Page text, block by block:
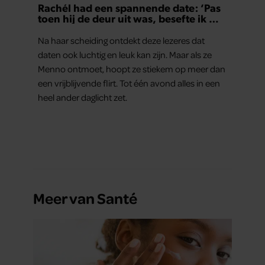
Rachél had een spannende date: ‘Pas
toen hij de deur uit was, besefte ik wat
Na haar scheiding ontdekt deze lezeres dat
daten ook luchtig en leuk kan zijn. Maar als ze
Menno ontmoet, hoopt ze stiekem op meer dan
een vrijblijvende flirt. Tot één avond alles in een
heel ander daglicht zet.
Meer van Santé